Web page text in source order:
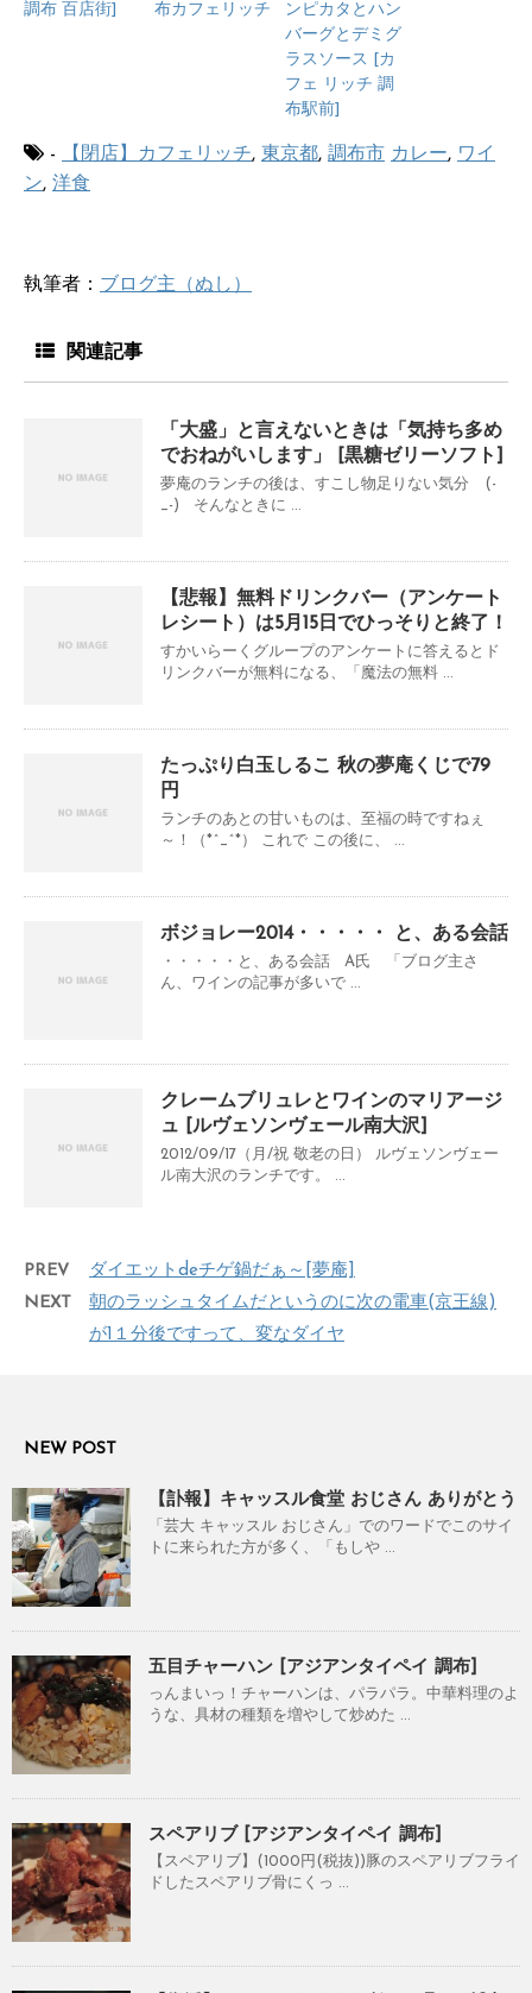
調布 百店街]
布カフェリッチ
ンピカタとハン
バーグとデミグ
ラスソース [カ
フェ リッチ 調
布駅前]
- 【閉店】カフェリッチ, 東京都, 調布市 カレー, ワイ
ン, 洋食
執筆者： ブログ主（ぬし）
関連記事
「大盛」と言えないときは「気持ち多め
でおねがいします」 [黒糖ゼリーソフト]
夢庵のランチの後は、すこし物足りない気分 (-
_-) そんなときに ...
【悲報】無料ドリンクバー（アンケート
レシート）は5月15日でひっそりと終了！
すかいらーくグループのアンケートに答えるとド
リンクバーが無料になる、「魔法の無料 ...
たっぷり白玉しるこ 秋の夢庵くじで79
円
ランチのあとの甘いものは、至福の時ですねぇ
～！（*^_^*） これで この後に、 ...
ボジョレー2014・・・・・ と、ある会話
・・・・・と、ある会話 A氏 「ブログ主さ
ん、ワインの記事が多いで ...
クレームブリュレとワインのマリアージ
ュ [ルヴェソンヴェール南大沢]
2012/09/17（月/祝 敬老の日） ルヴェソンヴェー
ル南大沢のランチです。 ...
PREV
ダイエットdeチゲ鍋だぁ～[夢庵]
NEXT
朝のラッシュタイムだというのに次の電車(京王線)
が1１分後ですって、変なダイヤ
NEW POST
【訃報】キャッスル食堂 おじさん ありがとう
「芸大 キャッスル おじさん」でのワードでこのサイ
トに来られた方が多く、「もしや ...
五目チャーハン [アジアンタイペイ 調布]
っんまいっ！チャーハンは、パラパラ。中華料理のよ
うな、具材の種類を増やして炒めた ...
スペアリブ [アジアンタイペイ 調布]
【スペアリブ】(1000円(税抜))豚のスペアリブフライ
ドしたスペアリブ骨にくっ ...